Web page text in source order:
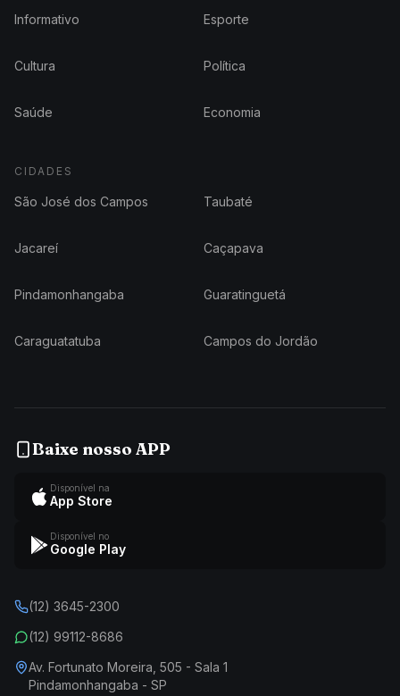
Informativo Esporte
Cultura Política
Saúde Economia
CIDADES
São José dos Campos Taubaté
Jacareí Caçapava
Pindamonhangaba Guaratinguetá
Caraguatatuba Campos do Jordão
Baixe nosso APP
Disponível na
App Store
Disponível no
Google Play
(12) 3645-2300
(12) 99112-8686
Av. Fortunato Moreira, 505 - Sala 1
Pindamonhangaba - SP